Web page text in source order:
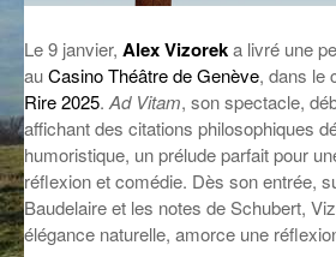
IL ÉTAIT UNE FOIS
L’ASTUCE DE LA PORTE EN BOIS
LA FABRIK POÉTIK
Le 9 janvier, Alex Vizoreka livré une
auCasino Théâtre de Genève, dans le
Rire 2025. Ad Vitam, son spectacle,
affichant des citations philosophiques
humoristique, un prélude parfait pour
réflexion et comédie. Dès son entrée,
Baudelaire et les notes de Schubert,
élégance naturelle, amorce une